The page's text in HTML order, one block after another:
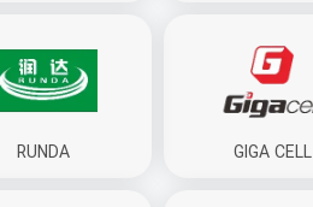
GIGA CELL
RUNDA